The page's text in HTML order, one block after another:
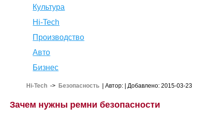
Культура
Hi-Tech
Производство
Авто
Бизнес
Hi-Tech-> Безопасность| Автор: | Добавлено: 2015-03-23
Зачем нужны ремни безопасности